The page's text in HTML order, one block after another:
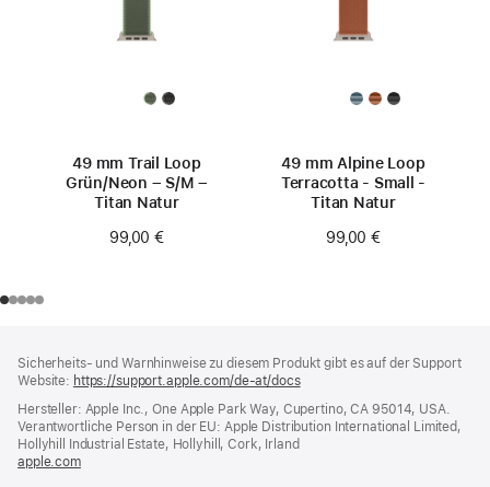
49 mm Trail Loop
Grün/Neon – S/M –
Titan Natur
99,00 €
49 mm Alpine Loop
Terracotta - Small -
Titan Natur
99,00 €
Sicherheits- und Warnhinweise zu diesem Produkt gibt es auf der Support
Website: https://support.apple.com/de-at/docs(öffnet
neues
Fenster)
Hersteller: Apple Inc., One Apple Park Way, Cupertino, CA 95014, USA.
Verantwortliche Person in der EU: Apple Distribution International Limited,
Hollyhill Industrial Estate, Hollyhill, Cork, Irland
apple.com(öffnet